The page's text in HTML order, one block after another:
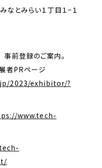
とみらい１丁目１−１
前登録のご案内。
者PRページ
2023/exhibitor/?
www.tech-